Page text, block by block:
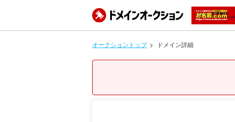
オークショントップ ドメイン詳細